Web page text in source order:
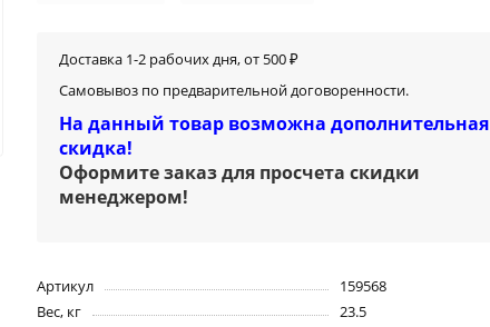
Доставка 1-2 рабочих дня, от 500 ₽
Самовывоз по предварительной договоренности.
На данный товар возможна дополнительная
скидка!
Оформите заказ для просчета скидки
менеджером!
Артикул
159568
Вес, кг
23.5